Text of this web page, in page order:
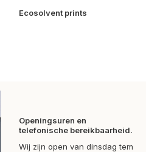
Ecosolvent prints
Openingsuren en
telefonische bereikbaarheid.
Wij zijn open van dinsdag tem